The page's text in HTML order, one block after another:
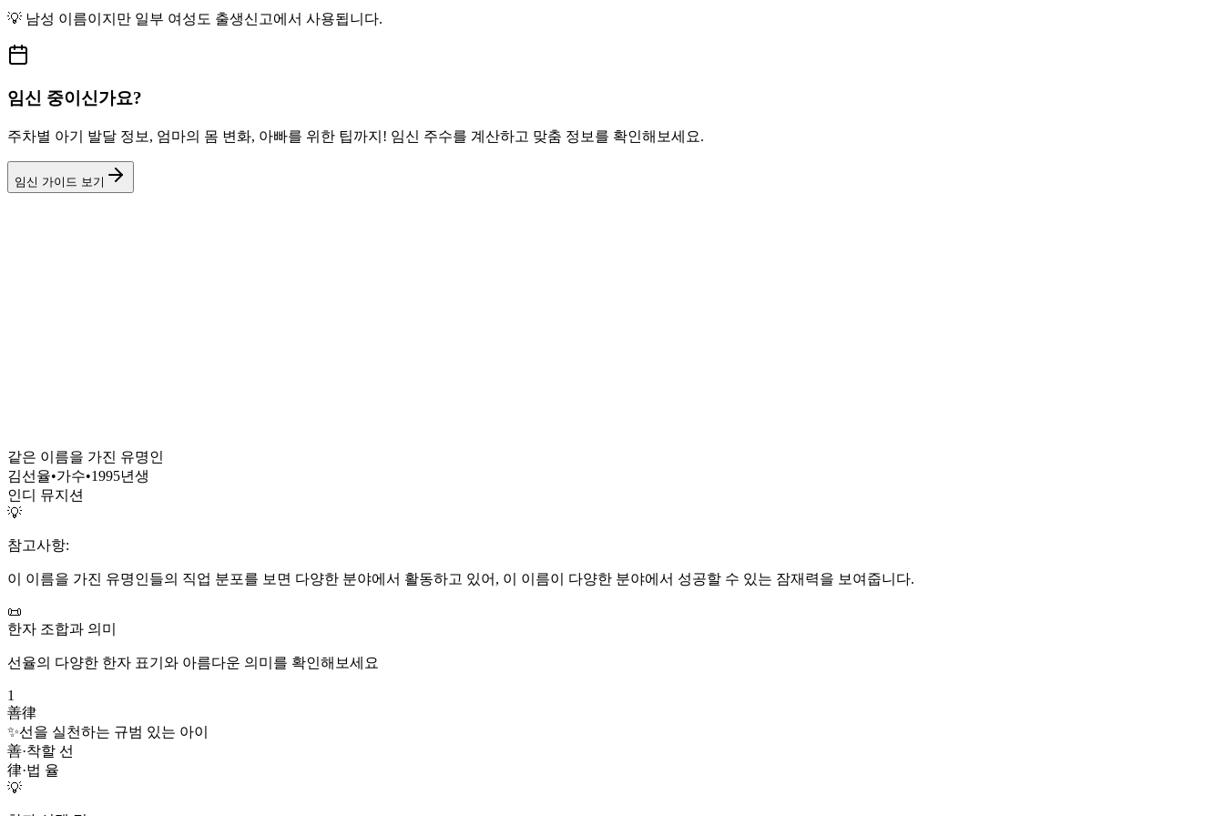
💡 남성 이름이지만 일부 여성도 출생신고에서 사용됩니다.
임신 중이신가요?
주차별 아기 발달 정보, 엄마의 몸 변화, 아빠를 위한 팁까지! 임신 주수를 계산하고 맞춤 정보를 확인해보세요.
임신 가이드 보기
같은 이름을 가진 유명인
김선율•가수•1995년생
인디 뮤지션
💡
참고사항:
이 이름을 가진 유명인들의 직업 분포를 보면 다양한 분야에서 활동하고 있어, 이 이름이 다양한 분야에서 성공할 수 있는 잠재력을 보여줍니다.
📜
한자 조합과 의미
선율의 다양한 한자 표기와 아름다운 의미를 확인해보세요
1
善律
✨선을 실천하는 규범 있는 아이
善·착할 선
律·법 율
💡